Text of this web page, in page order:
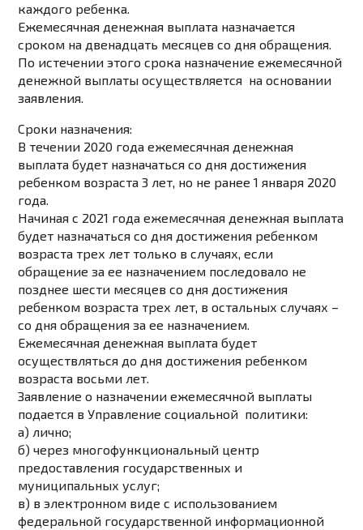
каждого ребенка.
Ежемесячная денежная выплата назначается
сроком на двенадцать месяцев со дня обращения.
По истечении этого срока назначение ежемесячной
денежной выплаты осуществляется на основании
заявления.
Сроки назначения:
В течении 2020 года ежемесячная денежная
выплата будет назначаться со дня достижения
ребенком возраста 3 лет, но не ранее 1 января 2020
года.
Начиная с 2021 года ежемесячная денежная выплата
будет назначаться со дня достижения ребенком
возраста трех лет только в случаях, если
обращение за ее назначением последовало не
позднее шести месяцев со дня достижения
ребенком возраста трех лет, в остальных случаях –
со дня обращения за ее назначением.
Ежемесячная денежная выплата будет
осуществляться до дня достижения ребенком
возраста восьми лет.
Заявление о назначении ежемесячной выплаты
подается в Управление социальной политики:
а) лично;
б) через многофункциональный центр
предоставления государственных и
муниципальных услуг;
в) в электронном виде с использованием
федеральной государственной информационной